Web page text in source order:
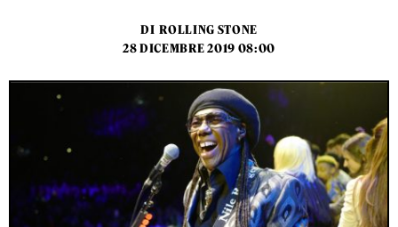
DI ROLLING STONE
28 DICEMBRE 2019 08:00